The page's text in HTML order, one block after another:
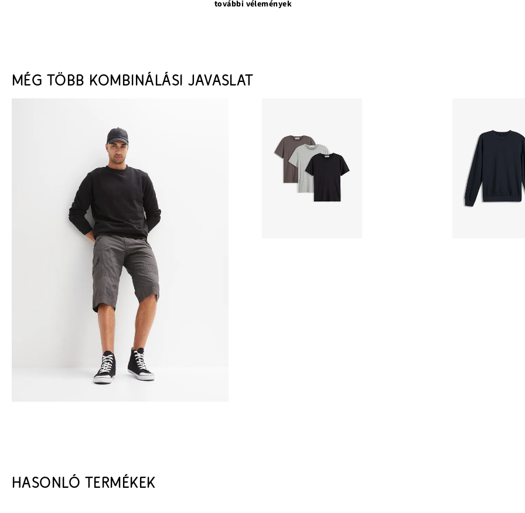
további vélemények
MÉG TÖBB KOMBINÁLÁSI JAVASLAT
HASONLÓ TERMÉKEK